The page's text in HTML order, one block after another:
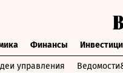
Финансы
управления